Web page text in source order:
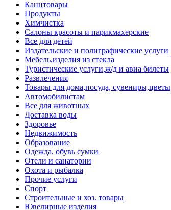
Канцтовары
Продукты
Химчистка
Салоны красоты и парикмахерские
Все для детей
Издательские и полиграфические услуги
Мебель,изделия из стекла
Туристические услуги,ж/д и авиа билеты
Развлечения
Товары для дома,посуда, сувениры,цветы
Автомобилистам
Все для животных
Доставка воды
Здоровье
Недвижимость
Образование
Одежда, обувь сумки
Отели и санатории
Охота и рыбалка
Прочие услуги
Спорт
Строительные и хоз. товары
Ювелирные изделия